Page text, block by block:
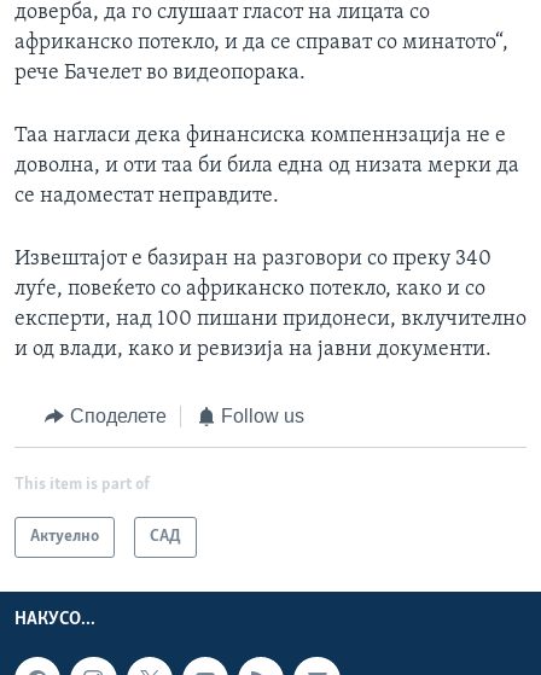
доверба, да гo слушаат гласот на лицата со
африканско потекло, и да се справат со минатото“,
рече Бачелет во видеопорака.
Таа нагласи дека финансиска компеннзација не е
доволна, и оти таа би била една од низата мерки да
се надоместат неправдите.
Извештајот е базиран на разговори со преку 340
луѓе, повеќето со африканско потекло, како и со
експерти, над 100 пишани придонеси, вклучително
и од влади, како и ревизија на јавни документи.
Споделете Follow us
This item is part of
Актуелно САД
НАКУСО...